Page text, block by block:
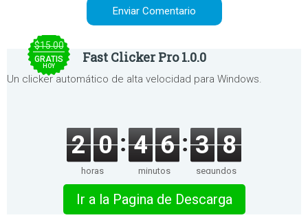
$15.00
GRATIS
HOY
Fast Clicker Pro 1.0.0
Un clicker automático de alta velocidad para Windows.
2 0
horas
4 6
minutos
3 8
segundos
Ir a la Pagina de Descarga